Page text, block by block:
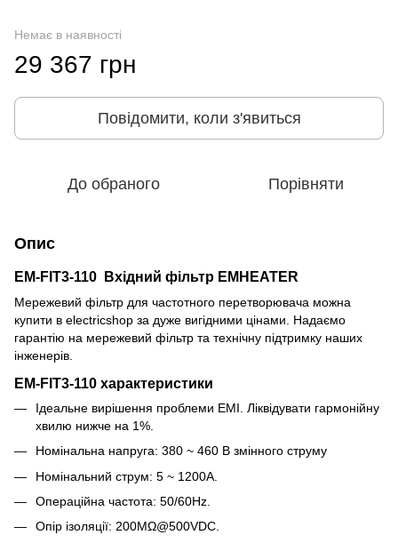
Немає в наявності
29 367 грн
Повідомити, коли з'явиться
До обраного Порівняти
Опис
EM-FIT3-110 Вхідний фільтр EMHEATER
Мережевий фільтр для частотного перетворювача можна
купити в electricshop за дуже вигідними цінами. Надаємо
гарантію на мережевий фільтр та технічну підтримку наших
інженерів.
EM-FIT3-110 характеристики
Ідеальне вирішення проблеми EMI. Ліквідувати гармонійну
хвилю нижче на 1%.
Номінальна напруга: 380 ~ 460 В змінного струму
Номінальний струм: 5 ~ 1200A.
Операційна частота: 50/60Hz.
Опір ізоляції: 200MΩ@500VDC.